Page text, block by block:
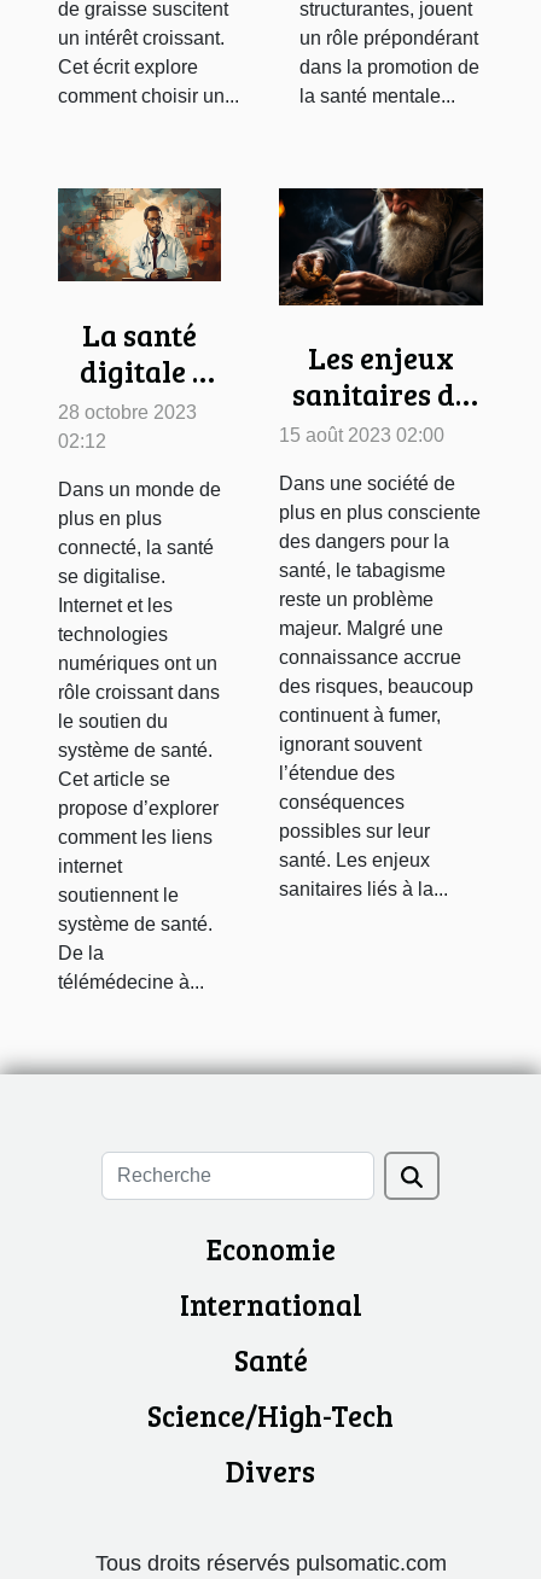
de graisse suscitent
un intérêt croissant.
Cet écrit explore
comment choisir un...
structurantes, jouent
un rôle prépondérant
dans la promotion de
la santé mentale...
La santé
digitale :
quand les
internet
soutiennent
le système
de santé
28 octobre 2023
02:12
Dans un monde de
plus en plus
connecté, la santé
se digitalise.
Internet et les
technologies
numériques ont un
rôle croissant dans
le soutien du
système de santé.
Cet article se
propose d’explorer
comment les liens
internet
soutiennent le
système de santé.
De la
télémédecine à...
Les enjeux
sanitaires de
la
consommation
de tabac
15 août 2023 02:00
Dans une société de
plus en plus consciente
des dangers pour la
santé, le tabagisme
reste un problème
majeur. Malgré une
connaissance accrue
des risques, beaucoup
continuent à fumer,
ignorant souvent
l’étendue des
conséquences
possibles sur leur
santé. Les enjeux
sanitaires liés à la...
Economie
International
Santé
Science/High-Tech
Divers
Tous droits réservés pulsomatic.com